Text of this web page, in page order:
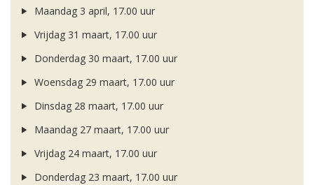
Maandag 3 april, 17.00 uur
Vrijdag 31 maart, 17.00 uur
Donderdag 30 maart, 17.00 uur
Woensdag 29 maart, 17.00 uur
Dinsdag 28 maart, 17.00 uur
Maandag 27 maart, 17.00 uur
Vrijdag 24 maart, 17.00 uur
Donderdag 23 maart, 17.00 uur